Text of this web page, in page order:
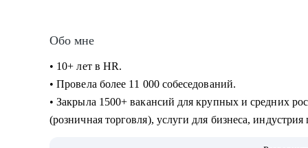
Обо мне
• 10+ лет в HR.
• Провела более 11 000 собеседований.
• Закрыла 1500+ вакансий для крупных и средних
(розничная торговля), услуги для бизнеса,